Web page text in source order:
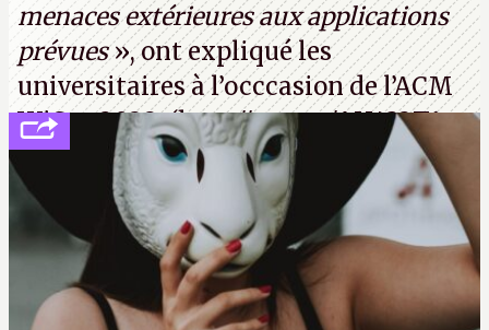
menaces extérieures aux applications
prévues», ont expliqué les
universitaires à l’occcasion de l’ACM
WiSec 2022. (http://cpc.cx/AH432T1
(PDF) - Crédit photo : Pexels - Tyler
Lastovich)